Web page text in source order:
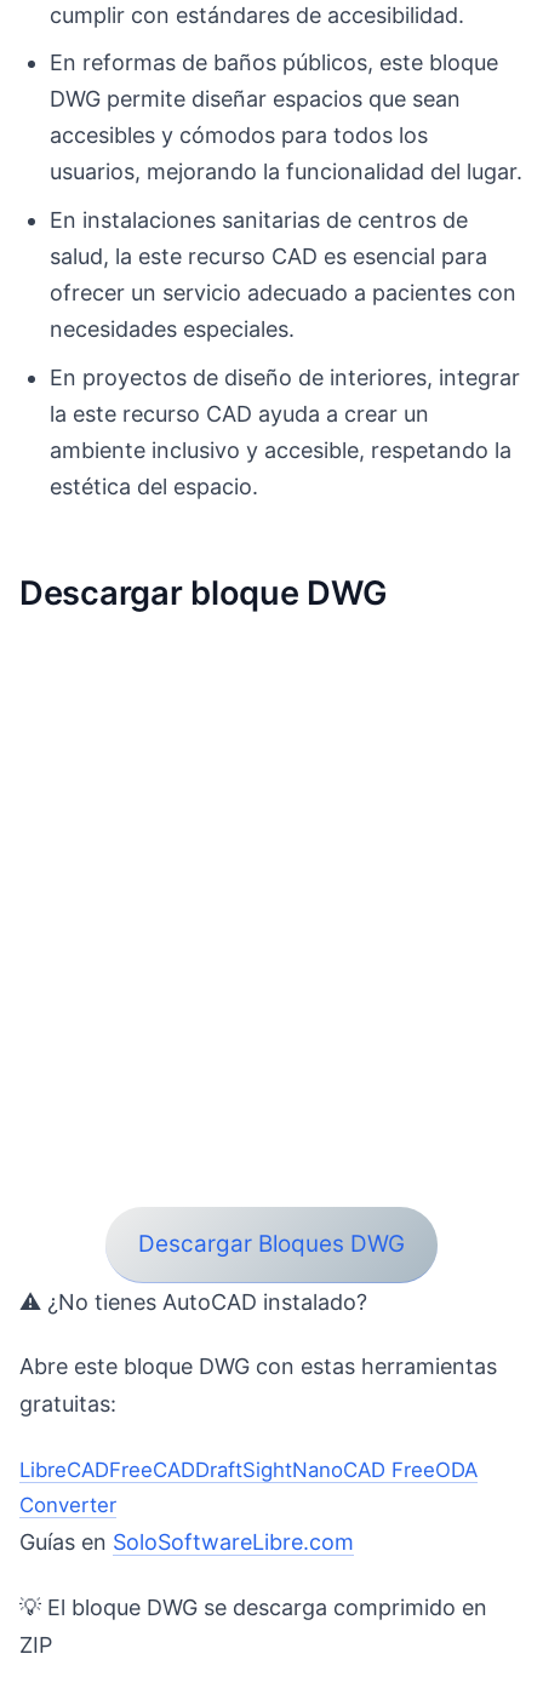
cumplir con estándares de accesibilidad.
En reformas de baños públicos, este bloque
DWG permite diseñar espacios que sean
accesibles y cómodos para todos los
usuarios, mejorando la funcionalidad del lugar.
En instalaciones sanitarias de centros de
salud, la este recurso CAD es esencial para
ofrecer un servicio adecuado a pacientes con
necesidades especiales.
En proyectos de diseño de interiores, integrar
la este recurso CAD ayuda a crear un
ambiente inclusivo y accesible, respetando la
estética del espacio.
Descargar bloque DWG
Descargar Bloques DWG
⚠ ¿No tienes AutoCAD instalado?
Abre este bloque DWG con estas herramientas
gratuitas:
LibreCADFreeCADDraftSightNanoCAD FreeODA
Converter
Guías en SoloSoftwareLibre.com
💡 El bloque DWG se descarga comprimido en
ZIP